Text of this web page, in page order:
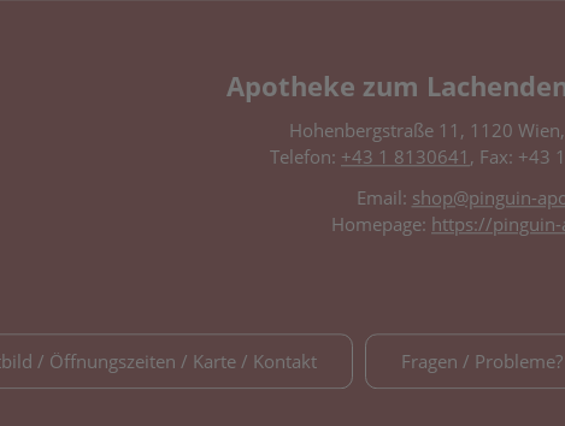
Apotheke zum
Hohenbergstraße 11, 1120
Telefon: +43 1 8130641 , Fax: +43
Email: shop@pinguin-
Homepage: https://pinguin-
/ Öffnungszeiten / Karte / Kontakt Fragen / Probleme?